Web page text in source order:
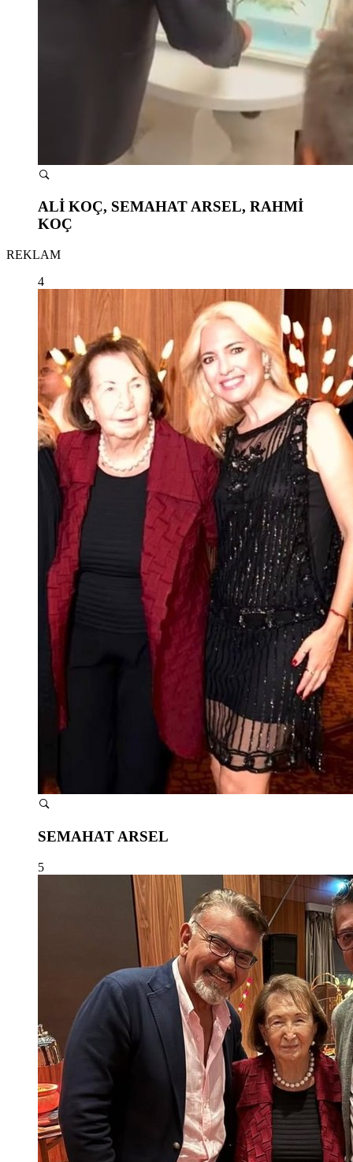
ALİ KOÇ, SEMAHAT ARSEL, RAHMİ
KOÇ
REKLAM
4
SEMAHAT ARSEL
5